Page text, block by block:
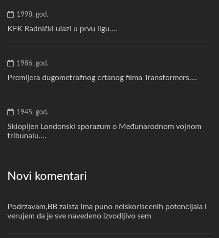
1998. god.
KFK Radnički ulazi u prvu ligu....
1986. god.
Premijera dugometražnog crtanog filma Transformers....
1945. god.
Sklopljen Londonski sporazum o Međunarodnom vojnom
tribunalu....
Novi komentari
Podrzavam,BB zaista ima puno neiskoriscenih potencijala i
verujem da je sve navedeno izvodljivo sem